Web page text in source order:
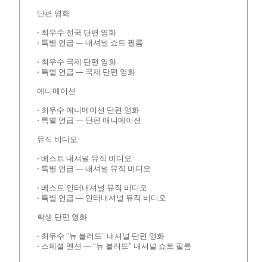
단편 영화
• 최우수 전국 단편 영화
• 특별 언급 — 내셔널 쇼트 필름
• 최우수 국제 단편 영화
• 특별 언급 — 국제 단편 영화
애니메이션
• 최우수 애니메이션 단편 영화
• 특별 언급 — 단편 애니메이션
뮤직 비디오
• 베스트 내셔널 뮤직 비디오
• 특별 언급 — 내셔널 뮤직 비디오
• 베스트 인터내셔널 뮤직 비디오
• 특별 언급 — 인터내셔널 뮤직 비디오
학생 단편 영화
• 최우수 “뉴 블러드” 내셔널 단편 영화
• 스페셜 멘션 — “뉴 블러드” 내셔널 쇼트 필름